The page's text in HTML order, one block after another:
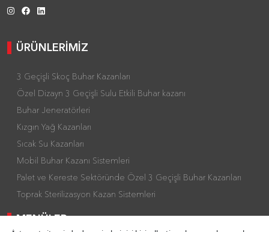
ÜRÜNLERİMİZ
3 Geçişli Skoç Buhar Kazanları
Özel Dizayn 3 Geçişli Sulu Etkili Buhar kazanı
Buhar Jeneratörleri
Kızgın Yağ Kazanları
Sıcak Su Kazanları
Mobil Buhar Kazanı Sistemleri
Palet ve Kereste Sektöründe Özel 3 Geçişli Buhar Kazanları
Toprak Sterilizasyon Kazan Sistemleri
MENÜLER